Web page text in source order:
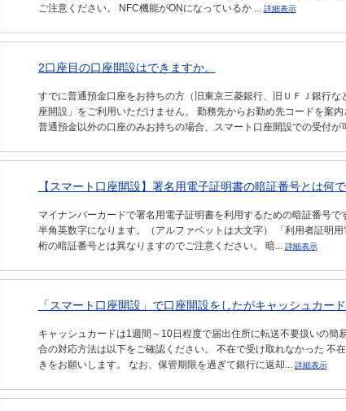
ご注意ください。 NFC機能がONになっているか ... 詳細表示
2口座目の口座開設はできますか。
すでに普通預金口座をお持ちの方（旧東京三菱銀行、旧ＵＦＪ銀行
座開設」をご利用いただけません。 勤務先からお勤め先コードを案
普通預金以外の口座のみお持ちの場合、スマート口座開設での受付が
【スマート口座開設】署名用電子証明書の暗証番号とは何で
マイナンバーカードで署名用電子証明書を利用するための暗証番号
半角英数字になります。（アルファベットは大文字） 「利用者証明
桁の暗証番号とは異なりますのでご注意ください。 暗... 詳細表示
「スマート口座開設」で口座開設をしたがキャッシュカー
キャッシュカードは1週間～10日程度で届出住所に転送不要扱いの
合の対応方法は以下をご確認ください。 不在で受け取れなかった 不
きをお願いします。 なお、保管期限を過ぎて銀行に返却... 詳細表示